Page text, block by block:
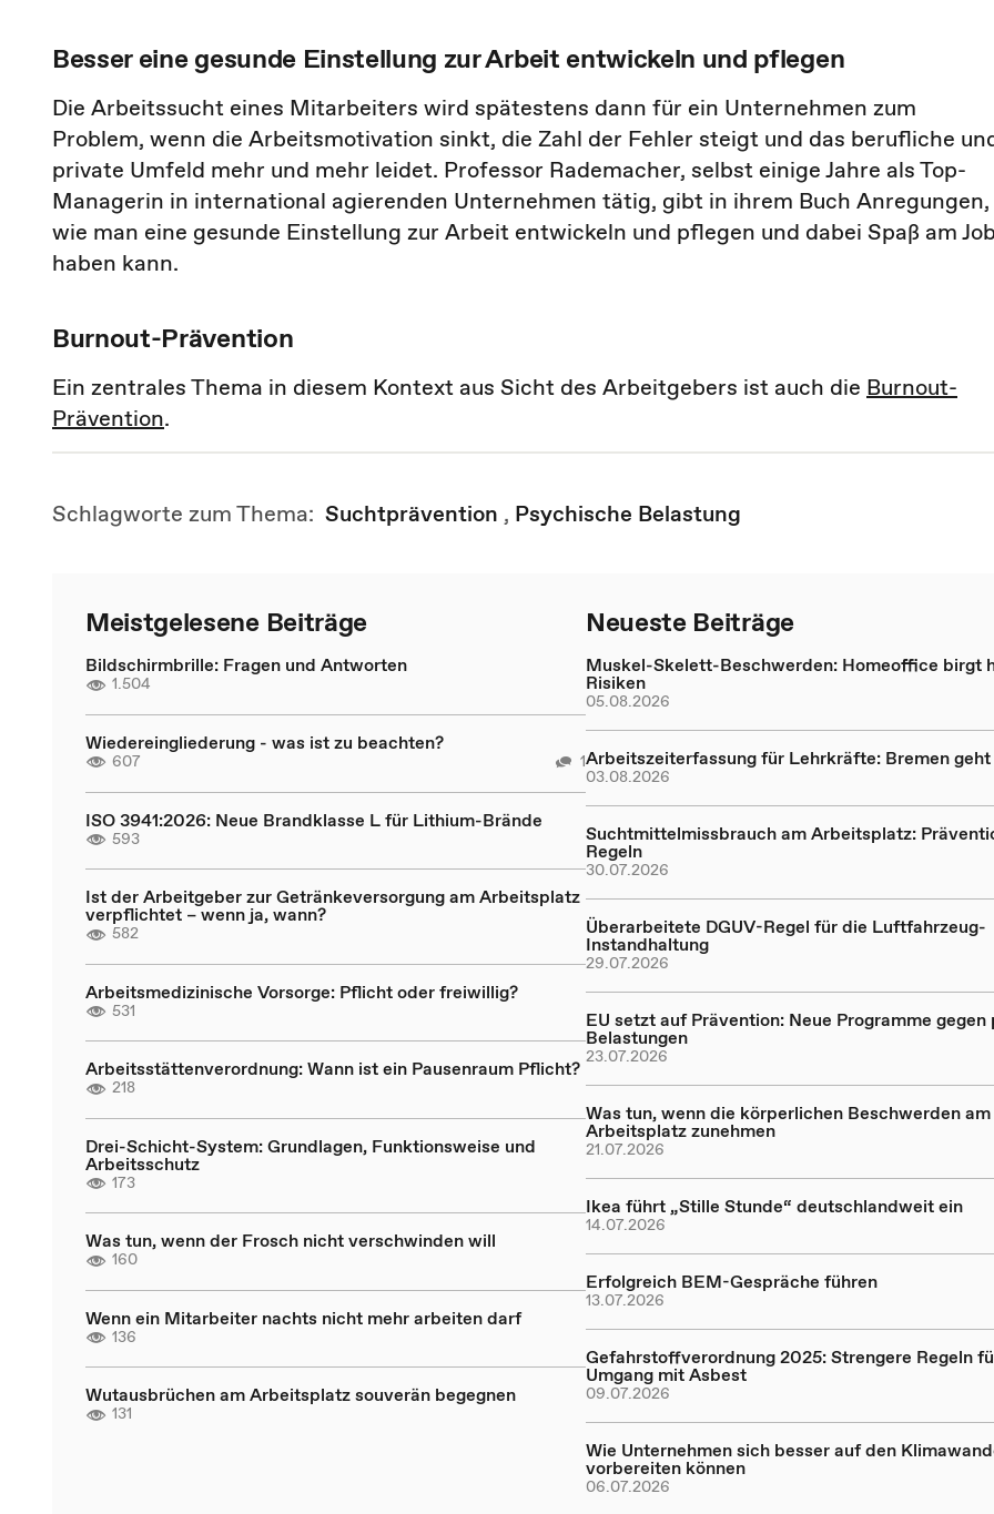
Besser eine gesunde Einstellung zur Arbeit entwickeln und pflegen
Die Arbeitssucht eines Mitarbeiters wird spätestens dann für ein Unternehmen zum
Problem, wenn die Arbeitsmotivation sinkt, die Zahl der Fehler steigt und das berufliche
private Umfeld mehr und mehr leidet. Professor Rademacher, selbst einige Jahre als Top-
Managerin in international agierenden Unternehmen tätig, gibt in ihrem Buch Anregungen,
wie man eine gesunde Einstellung zur Arbeit entwickeln und pflegen und dabei Spaß am
haben kann.
Burnout-Prävention
Ein zentrales Thema in diesem Kontext aus Sicht des Arbeitgebers ist auch die Burnout-
Prävention.
Schlagworte zum Thema: Suchtprävention , Psychische Belastung
Meistgelesene Beiträge
Bildschirmbrille: Fragen und Antworten
1.504
Wiedereingliederung - was ist zu beachten?
607 1
ISO 3941:2026: Neue Brandklasse L für Lithium-Brände
593
Ist der Arbeitgeber zur Getränkeversorgung am Arbeitsplatz
verpflichtet – wenn ja, wann?
582
Arbeitsmedizinische Vorsorge: Pflicht oder freiwillig?
531
Arbeitsstättenverordnung: Wann ist ein Pausenraum Pflicht?
218
Drei-Schicht-System: Grundlagen, Funktionsweise und
Arbeitsschutz
173
Was tun, wenn der Frosch nicht verschwinden will
160
Wenn ein Mitarbeiter nachts nicht mehr arbeiten darf
136
Wutausbrüchen am Arbeitsplatz souverän begegnen
131
Neueste Beiträge
Muskel-Skelett-Beschwerden: Homeoffice birgt
Risiken
05.08.2026
Arbeitszeiterfassung für Lehrkräfte: Bremen geht
03.08.2026
Suchtmittelmissbrauch am Arbeitsplatz:
Regeln
30.07.2026
Überarbeitete DGUV-Regel für die Luftfahrzeug-
Instandhaltung
29.07.2026
EU setzt auf Prävention: Neue Programme
Belastungen
23.07.2026
Was tun, wenn die körperlichen Beschwerden am
Arbeitsplatz zunehmen
21.07.2026
Ikea führt „Stille Stunde“ deutschlandweit ein
14.07.2026
Erfolgreich BEM-Gespräche führen
13.07.2026
Gefahrstoffverordnung 2025: Strengere Regeln
Umgang mit Asbest
09.07.2026
Wie Unternehmen sich besser auf den
vorbereiten können
06.07.2026